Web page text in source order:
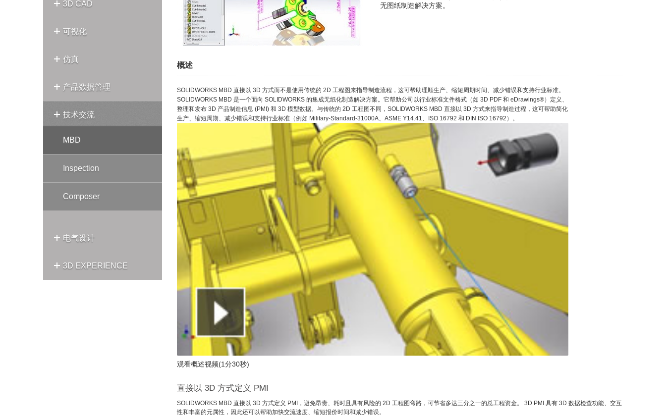
3D CAD
可视化
仿真
产品数据管理
技术交流
MBD
Inspection
Composer
电气设计
3D EXPERIENCE
无图纸制造解决方案。
概述
SOLIDWORKS MBD 直接以 3D 方式而不是使用传统的 2D 工程图来指导制造流程，这可帮助理顺生产、缩短周期时间、减少错误和支持行业标准。
SOLIDWORKS MBD 是一个面向 SOLIDWORKS 的集成无纸化制造解决方案。它帮助公司以行业标准文件格式（如 3D PDF 和 eDrawings®）定义、
整理和发布 3D 产品制造信息 (PMI) 和 3D 模型数据。与传统的 2D 工程图不同，SOLIDWORKS MBD 直接以 3D 方式来指导制造过程，这可帮助简化
生产、缩短周期、减少错误和支持行业标准（例如 Military-Standard-31000A、ASME Y14.41、ISO 16792 和 DIN ISO 16792）。
观看概述视频(1分30秒)
直接以 3D 方式定义 PMI
SOLIDWORKS MBD 直接以 3D 方式定义 PMI，避免昂贵、耗时且具有风险的 2D 工程图弯路，可节省多达三分之一的总工程资金。 3D PMI 具有 3D 数据检查功能、交互
性和丰富的元属性，因此还可以帮助加快交流速度、缩短报价时间和减少错误。